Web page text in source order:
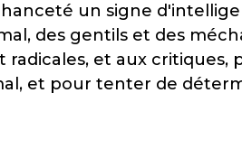
un signe
des gentils et des
radicales, et aux critiques,
et pour tenter de